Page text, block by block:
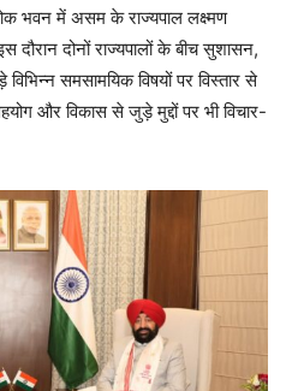
भवन में असम के राज्यपाल लक्ष्मण
दौरान दोनों राज्यपालों के बीच सुशासन,
समसामयिक विषयों पर विस्तार से
और विकास से जुड़े मुद्दों पर भी विचार-